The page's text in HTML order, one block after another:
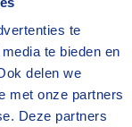
te
te bieden en
delen we
met onze partners
Deze partners